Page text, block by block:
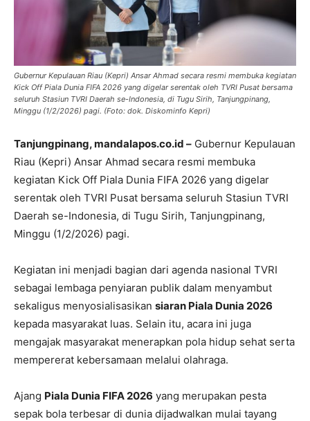
Gubernur Kepulauan Riau (Kepri) Ansar Ahmad secara resmi membuka kegiatan
Kick Off Piala Dunia FIFA 2026 yang digelar serentak oleh TVRI Pusat bersama
seluruh Stasiun TVRI Daerah se-Indonesia, di Tugu Sirih, Tanjungpinang,
Minggu (1/2/2026) pagi. (Foto: dok. Diskominfo Kepri)
Tanjungpinang, mandalapos.co.id – Gubernur Kepulauan
Riau (Kepri) Ansar Ahmad secara resmi membuka
kegiatan Kick Off Piala Dunia FIFA 2026 yang digelar
serentak oleh TVRI Pusat bersama seluruh Stasiun TVRI
Daerah se-Indonesia, di Tugu Sirih, Tanjungpinang,
Minggu (1/2/2026) pagi.
Kegiatan ini menjadi bagian dari agenda nasional TVRI
sebagai lembaga penyiaran publik dalam menyambut
sekaligus menyosialisasikan siaran Piala Dunia 2026
kepada masyarakat luas. Selain itu, acara ini juga
mengajak masyarakat menerapkan pola hidup sehat serta
mempererat kebersamaan melalui olahraga.
Ajang Piala Dunia FIFA 2026 yang merupakan pesta
sepak bola terbesar di dunia dijadwalkan mulai tayang